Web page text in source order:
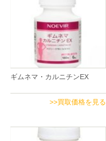
ギムネマ・カルニチンEX
>>買取価格を見る